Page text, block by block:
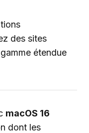
des sites
étendue
macOS 16
dont les